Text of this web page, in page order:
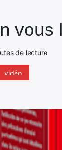
vous
de lecture
vidéo